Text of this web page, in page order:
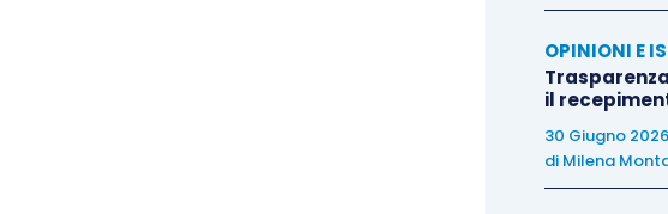
OPINIONI E
il
30 Giugno 2026
di Milena